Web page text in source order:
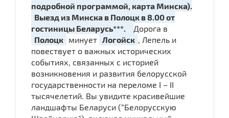
подробной программой, карта Минска).
Выезд из Минска в Полоцк в 8.00 от
гостиницы Беларусь***.
Дорога в
Полоцк минует Логойск
, Лепель и
повествует о важных исторических
событиях, связанных с историей
возникновения и развития белорусской
государственности на переломе I – II
тысячелетий. Вы увидите красивейшие
ландшафты Беларуси (“Белорусскую